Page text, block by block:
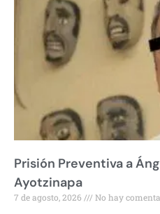
Prisión Preventiva a
Ayotzinapa
7 de agosto, 2026 No hay